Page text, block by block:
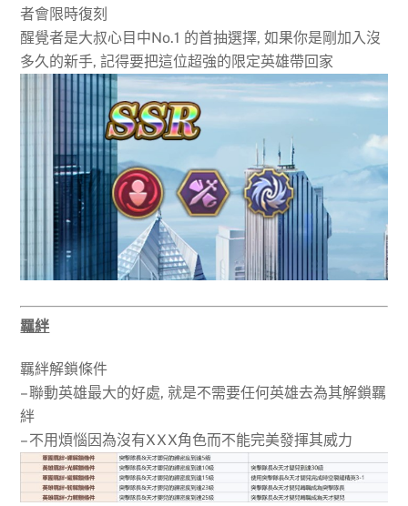
者會限時復刻
醒覺者是大叔心目中No.1 的首抽選擇, 如果你是剛加入沒
多久的新手, 記得要把這位超強的限定英雄帶回家
羈絆
羈絆解鎖條件
– 聯動英雄最大的好處, 就是不需要任何英雄去為其解鎖羈
絆
– 不用煩惱因為沒有XXX角色而不能完美發揮其威力